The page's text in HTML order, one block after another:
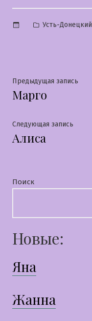
Опубликовано
Усть-Донецкий
Навигация
по
записям
Предыдущая запись
Марго
Следующая запись
Алиса
Поиск
Новые:
Яна
Жанна